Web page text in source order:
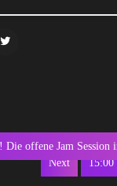
offene Jam Session
Next
Next
15:00